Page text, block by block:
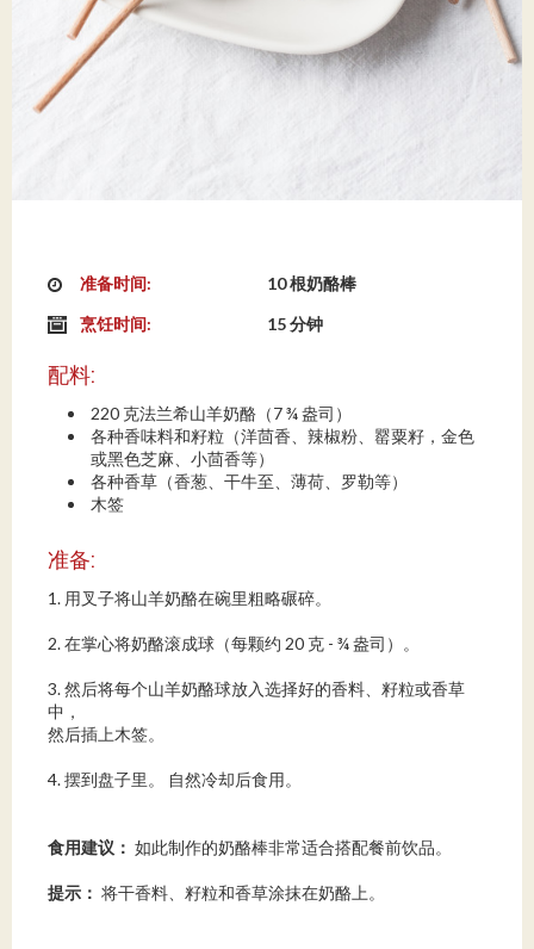
准备时间:
10 根奶酪棒
烹饪时间:
15 分钟
配料:
220 克法兰希山羊奶酪（7 ¾ 盎司）
各种香味料和籽粒（洋茴香、辣椒粉、罂粟籽，金色
或黑色芝麻、小茴香等）
各种香草（香葱、干牛至、薄荷、罗勒等）
木签
准备:
1. 用叉子将山羊奶酪在碗里粗略碾碎。
2. 在掌心将奶酪滚成球（每颗约 20 克 - ¾ 盎司）。
3. 然后将每个山羊奶酪球放入选择好的香料、籽粒或香草
中，
然后插上木签。
4. 摆到盘子里。 自然冷却后食用。
食用建议： 如此制作的奶酪棒非常适合搭配餐前饮品。
提示： 将干香料、籽粒和香草涂抹在奶酪上。